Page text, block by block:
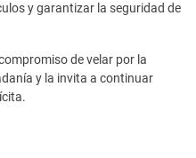
y garantizar la seguridad de
de velar por la
y la invita a continuar